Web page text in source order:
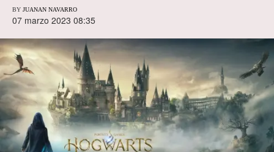
BY JUANAN NAVARRO
07 marzo 2023 08:35